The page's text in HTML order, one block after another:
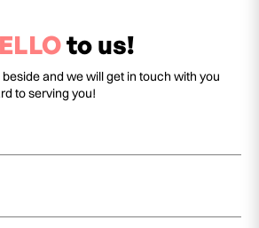
to us!
and we will get in touch with you
to serving you!